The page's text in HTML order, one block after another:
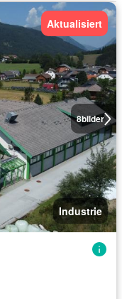
8bilder
Aktualisiert
Industrie